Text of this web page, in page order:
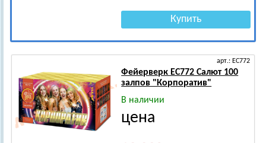
Купить
арт.: ЕС772
Фейерверк ЕС772 Салют 100
залпов "Корпоратив"
В наличии
цена